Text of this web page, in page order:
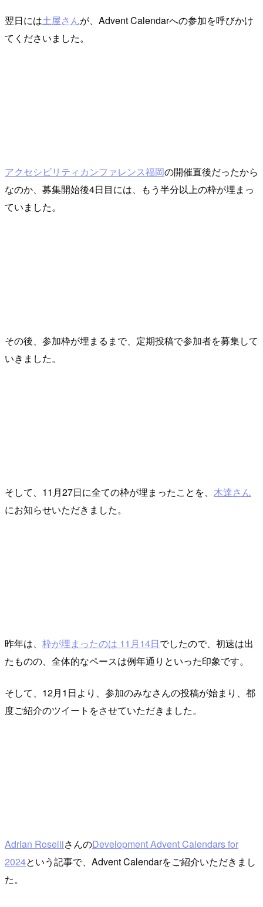
翌日には土屋さんが、Advent Calendarへの参加を呼びかけ
てくださいました。
アクセシビリティカンファレンス福岡の開催直後だったから
なのか、募集開始後4日目には、もう半分以上の枠が埋まっ
ていました。
その後、参加枠が埋まるまで、定期投稿で参加者を募集して
いきました。
そして、11月27日に全ての枠が埋まったことを、 木達さん
にお知らせいただきました。
昨年は、 枠が埋まったのは 11月14日でしたので、初速は出
たものの、全体的なペースは例年通りといった印象です。
そして、12月1日より、参加のみなさんの投稿が始まり、都
度ご紹介のツイートをさせていただきました。
Adrian RoselliさんのDevelopment Advent Calendars for
2024という記事で、Advent Calendarをご紹介いただきまし
た。